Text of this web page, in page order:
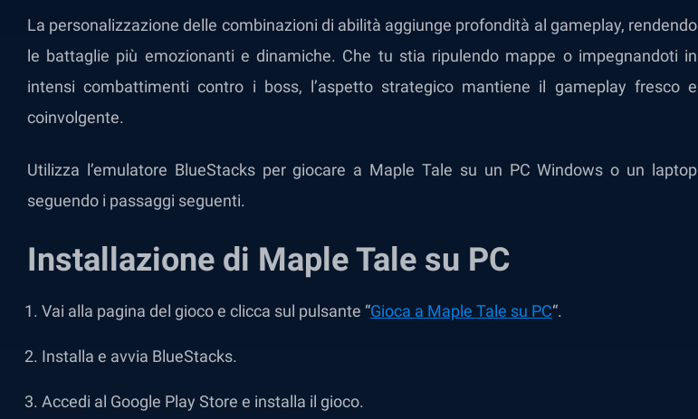
La personalizzazione delle combinazioni di abilità aggiunge profondità al gameplay, rendendo
le battaglie più emozionanti e dinamiche. Che tu stia ripulendo mappe o impegnandoti in
intensi combattimenti contro i boss, l’aspetto strategico mantiene il gameplay fresco e
coinvolgente.
Utilizza l’emulatore BlueStacks per giocare a Maple Tale su un PC Windows o un laptop
seguendo i passaggi seguenti.
Installazione di Maple Tale su PC
Vai alla pagina del gioco e clicca sul pulsante “Gioca a Maple Tale su PC“.
Installa e avvia BlueStacks.
Accedi al Google Play Store e installa il gioco.